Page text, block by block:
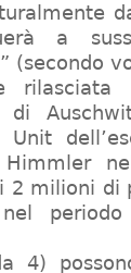
a
(secondo
di
Unit
2 milioni
4)